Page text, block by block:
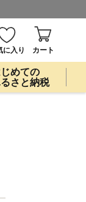
に入り カート
めての
さと納税